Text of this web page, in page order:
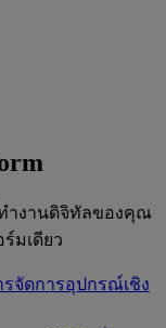
ำงานดิจิทัลของคุณ
มเดียว
รจัดการอุปกรณ์เชิง